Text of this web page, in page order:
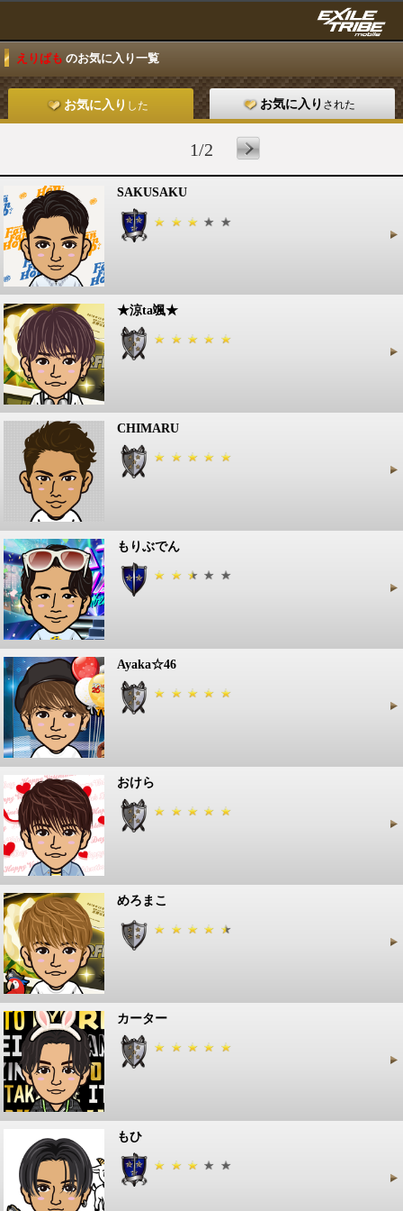
えりぱも のお気に入り一覧
お気に入り した お気に入り された
1/2
SAKUSAKU
★涼ta颯★
CHIMARU
もりぶでん
Ayaka☆46
おけら
めろまこ
カーター
もひ